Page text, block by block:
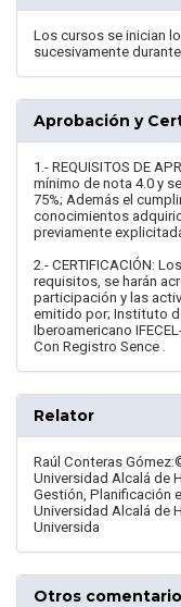
Los cursos se inician
sucesivamente durante
Aprobación y
1.- REQUISITOS DE
mínimo de nota 4.0 y
75%; Además el
conocimientos
previamente
2.- CERTIFICACIÓN:
requisitos, se harán
participación y las
emitido por; Instituto
Iberoamericano
Con Registro Sence .
Relator
Raúl Conteras
Universidad Alcalá de
Gestión, Planificación
Universidad Alcalá de
Universida
Otros